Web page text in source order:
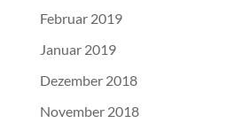
Februar 2019
Januar 2019
Dezember 2018
November 2018